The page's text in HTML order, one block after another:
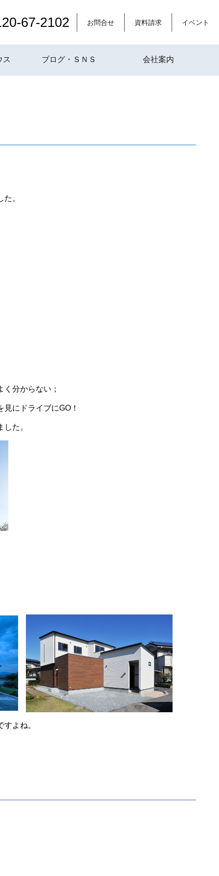
67-2102 お問合せ 資料請求 イベント
ス ブログ・ＳＮＳ 会社案内
。
分からない；
にドライブにGO！
た。
よね。